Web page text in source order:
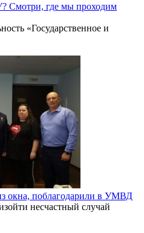
Смотри, где мы проходим
«Государственное и
окна, поблагодарили в УМВД
несчастный случай